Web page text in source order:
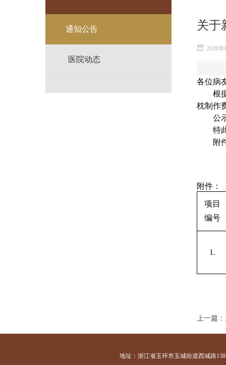
通知公告
医院动态
关于
2026
各位病
根
枕制作
公
特
附
附件：
项目
编号
1.
上一篇：
地址：浙江省玉环市玉城街道西城路